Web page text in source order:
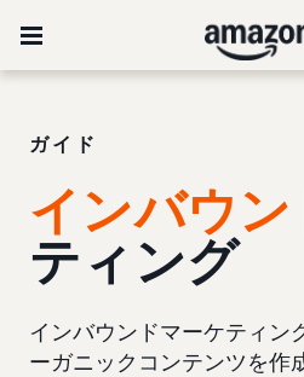
ガイド
インバウン
ティング
インバウンドマーケティン
ーガニックコンテンツを作